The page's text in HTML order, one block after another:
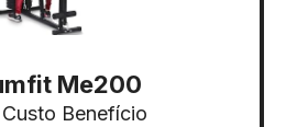
Me200
Benefício